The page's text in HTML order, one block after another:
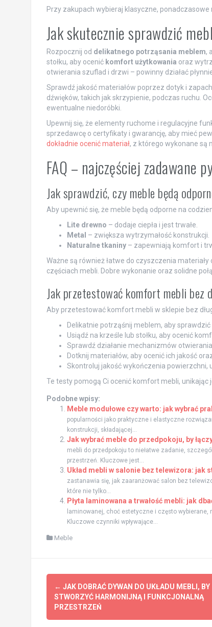
Przy zakupach wybieraj klasyczne,
Jak skutecznie sprawdzić
Rozpocznij od delikatnego potrząsania meblem,
stołku, aby ocenić komfort użytkowania oraz
otwierania szuflad i drzwi – powinny działać
Sprawdź jakość materiałów poprzez dotyk i
dźwięków, takich jak skrzypienie, podczas ruchu.
ewentualne niedoróbki.
Upewnij się, że elementy ruchome i regulacyjne
sprzedawcę o certyfikaty i gwarancję, aby mieć
dokładnie ocenić materiał, z którego wykonane są
FAQ – najczęściej zadawane
Jak sprawdzić, czy meble będą
Aby upewnić się, że meble będą odporne na
Lite drewno – dodaje ciepła i jest trwałe.
Metal – zwiększa wytrzymałość konstrukcji.
Naturalne tkaniny– zapewniają komfort i
Ważne są również łatwe do czyszczenia
częściach mebli. Dobre wykonanie oraz solidne
Jak przetestować komfort mebli bez
Aby przetestować komfort mebli w sklepie bez
Delikatnie potrząśnij meblem, aby sprawdzić
Usiądź na krześle lub stołku, aby ocenić
Sprawdź działanie mechanizmów
Dotknij materiałów, aby ocenić ich jakość
Skontroluj jakość wykończenia powierzchni,
Te testy pomogą Ci ocenić komfort mebli, unikając
Podobne wpisy:
Meble modułowe czy warto: jak wybrać
popularności jako praktyczne i elastyczne
konstrukcji, składającej...
Jak wybrać meble do przedpokoju, by
mebli do przedpokoju to niełatwe zadanie,
przestrzeń. Kluczowe jest...
Układ mebli w salonie bez telewizora:
zastanawia się, jak zaaranżować salon bez
które nie tylko...
Płyta laminowana a trwałość mebli: jak
laminowanej, choć estetyczne i często
Kluczowe czynniki wpływające...
Meble
Zobacz
wpisy
← JAK DOBRAĆ DYWAN DO UKŁADU MEBLI, BY
STWORZYĆ HARMONIJNĄ I FUNKCJONALNĄ
PRZESTRZEŃ